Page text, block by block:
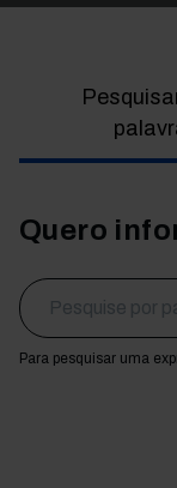
Quero
Para pesquisar uma